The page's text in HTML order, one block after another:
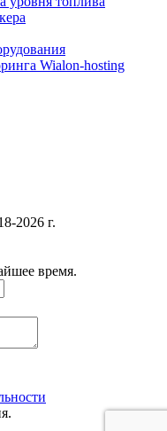
Wialon-hosting
2026 г.
время.